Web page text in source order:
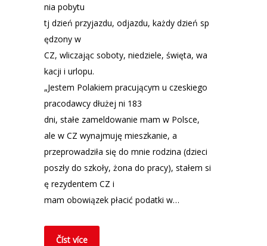
nia pobytu
tj dzień przyjazdu, odjazdu, każdy dzień sp
ędzony w
CZ, wliczając soboty, niedziele, święta, wa
kacji i urlopu.
„Jestem Polakiem pracującym u czeskiego
pracodawcy dłużej ni 183
dni, stałe zameldowanie mam w Polsce,
ale w CZ wynajmuję mieszkanie, a
przeprowadziła się do mnie rodzina (dzieci
poszły do szkoły, żona do pracy), stałem si
ę rezydentem CZ i
mam obowiązek płacić podatki w…
Číst více